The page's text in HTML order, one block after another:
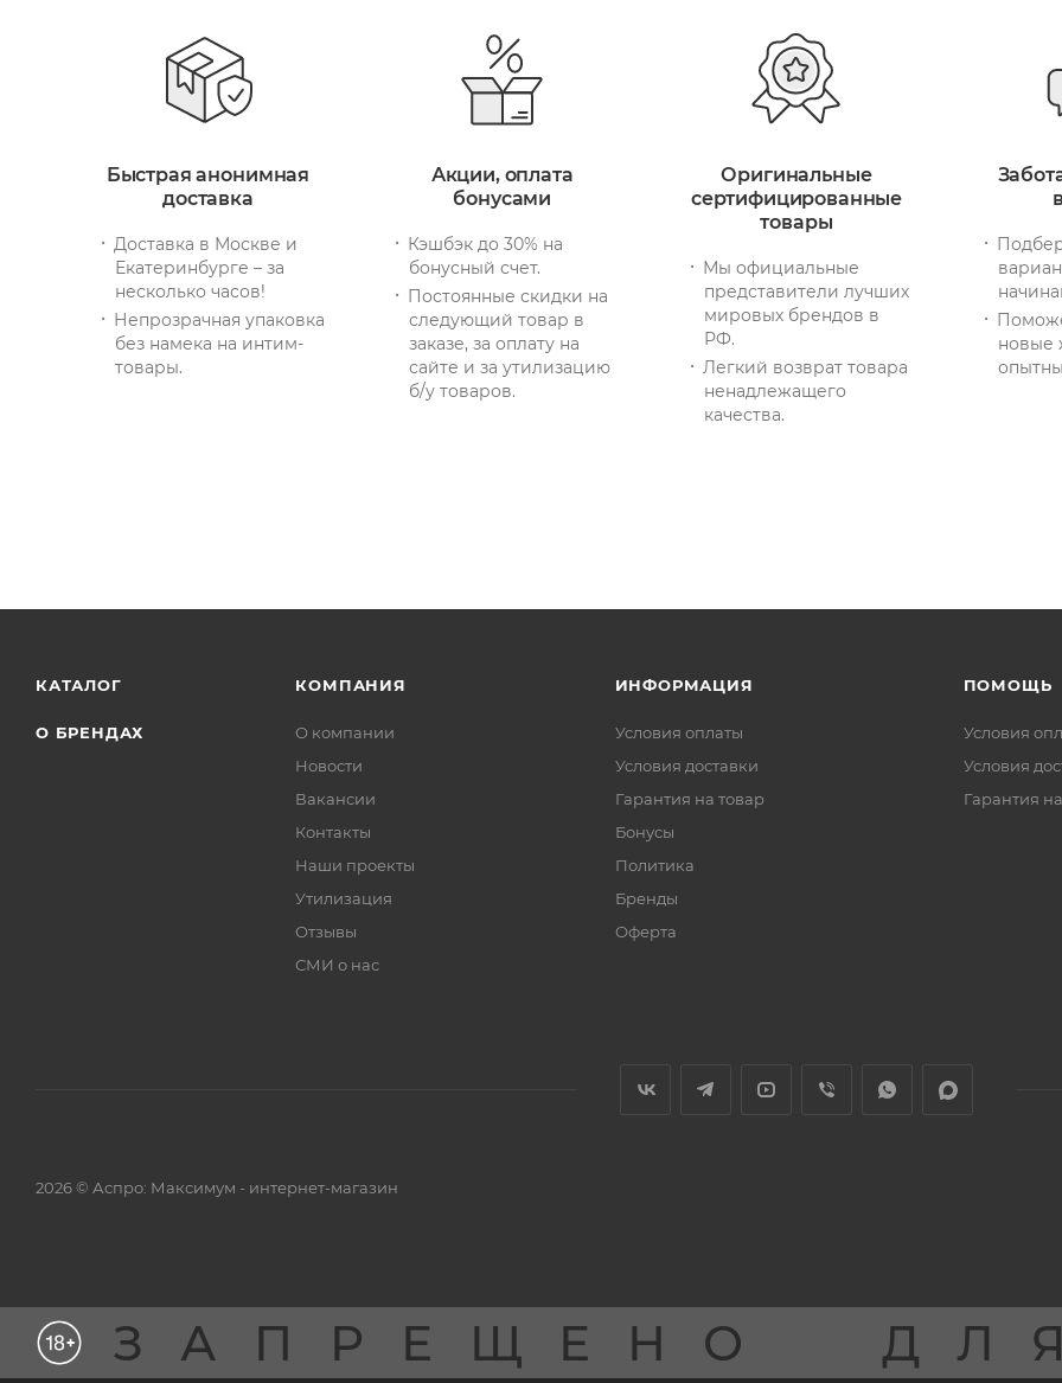
Быстрая анонимная
доставка
Доставка в Москве и
Екатеринбурге – за
несколько часов!
Непрозрачная упаковка
без намека на интим-
товары.
Акции, оплата
бонусами
Кэшбэк до 30% на
бонусный счет.
Постоянные скидки на
следующий товар в
заказе, за оплату на
сайте и за утилизацию
б/у товаров.
Оригинальные
сертифицированные
товары
Мы официальные
представители лучших
мировых брендов в
РФ.
Легкий возврат товара
ненадлежащего
качества.
новые
КАТАЛОГ
О БРЕНДАХ
КОМПАНИЯ
О компании
Новости
Вакансии
Контакты
Наши проекты
Утилизация
Отзывы
СМИ о нас
ИНФОРМАЦИЯ
Условия оплаты
Условия доставки
Гарантия на товар
Бонусы
Политика
Бренды
Оферта
ПОМОЩЬ
Условия
Условия
Гарантия
2026 © Аспро: Максимум - интернет-магазин
ЗАПРЕЩЕНО